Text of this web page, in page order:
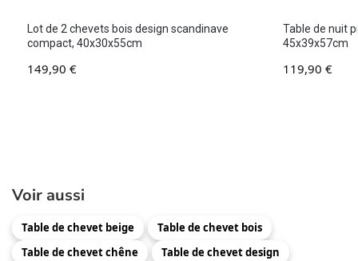
Lot de 2 chevets bois design scandinave
compact, 40x30x55cm
149,90 €
Table de nuit
45x39x57cm
119,90 €
Voir aussi
Table de chevet beige
Table de chevet bois
Table de chevet chêne
Table de chevet design